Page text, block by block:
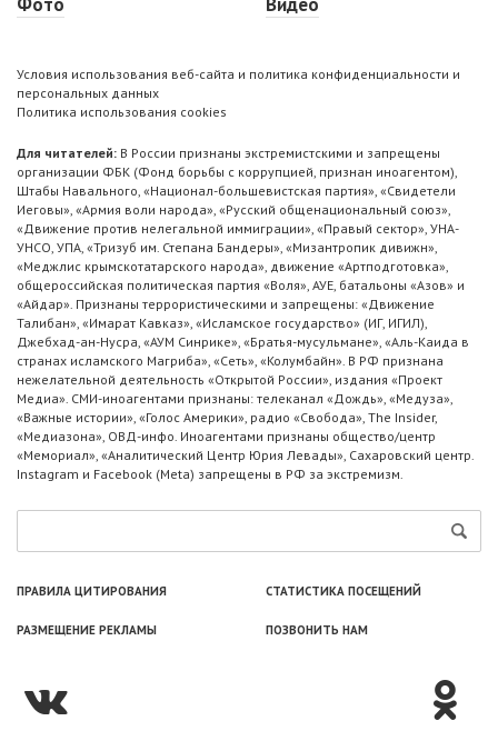
Условия использования веб-сайта и политика конфиденциальности и
персональных данных
Политика использования cookies
Для читателей: В России признаны экстремистскими и запрещены
организации ФБК (Фонд борьбы с коррупцией, признан иноагентом),
Штабы Навального, «Национал-большевистская партия», «Свидетели
Иеговы», «Армия воли народа», «Русский общенациональный союз»,
«Движение против нелегальной иммиграции», «Правый сектор», УНА-
УНСО, УПА, «Тризуб им. Степана Бандеры», «Мизантропик дивижн»,
«Меджлис крымскотатарского народа», движение «Артподготовка»,
общероссийская политическая партия «Воля», АУЕ, батальоны «Азов» и
«Айдар». Признаны террористическими и запрещены: «Движение
Талибан», «Имарат Кавказ», «Исламское государство» (ИГ, ИГИЛ),
Джебхад-ан-Нусра, «АУМ Синрике», «Братья-мусульмане», «Аль-Каида в
странах исламского Магриба», «Сеть», «Колумбайн». В РФ признана
нежелательной деятельность «Открытой России», издания «Проект
Медиа». СМИ-иноагентами признаны: телеканал «Дождь», «Медуза»,
«Важные истории», «Голос Америки», радио «Свобода», The Insider,
«Медиазона», ОВД-инфо. Иноагентами признаны общество/центр
«Мемориал», «Аналитический Центр Юрия Левады», Сахаровский центр.
Instagram и Facebook (Metа) запрещены в РФ за экстремизм.
ПРАВИЛА ЦИТИРОВАНИЯ СТАТИСТИКА ПОСЕЩЕНИЙ
РАЗМЕЩЕНИЕ РЕКЛАМЫ ПОЗВОНИТЬ НАМ